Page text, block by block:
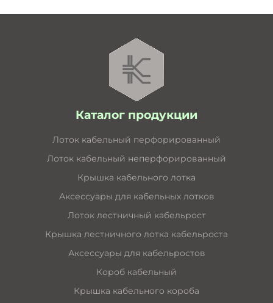
Каталог продукции
Лоток кабельный перфорированный
Лоток кабельный неперфорированный
Крышка кабельного лотка
Аксессуары для кабельных лотков
Лоток лестничный кабельрост
Крышка лестничного лотка кабельроста
Аксессуары для кабельростов
Короб кабельный
Крышка кабельного короба